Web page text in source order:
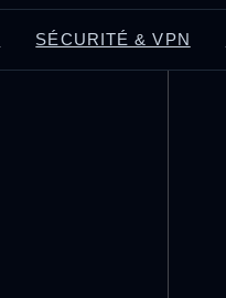
SÉCURITÉ & VPN